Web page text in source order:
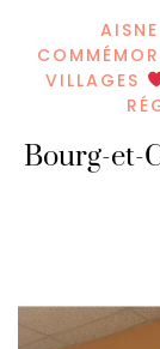
AISNE
VILLAGES
Bourg-et-